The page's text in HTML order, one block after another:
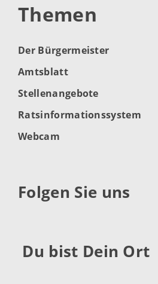
Themen
Der Bürgermeister
Amtsblatt
Stellenangebote
Ratsinformationssystem
Webcam
Folgen Sie uns
Du bist Dein Ort